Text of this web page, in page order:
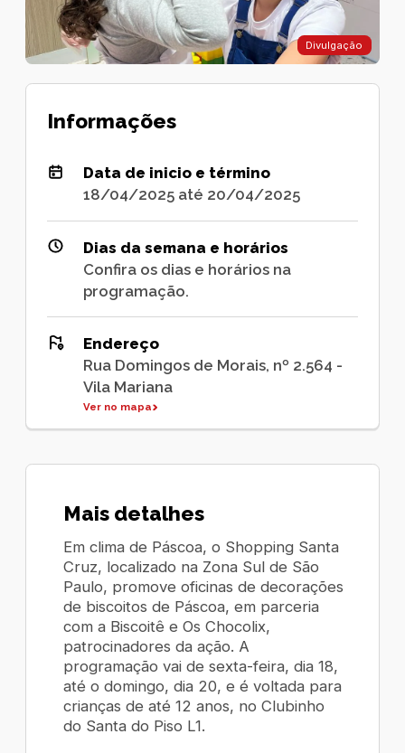
Divulgação
Informações
Data de inicio e término
18/04/2025 até 20/04/2025
Dias da semana e horários
Confira os dias e horários na
programação.
Endereço
Rua Domingos de Morais, nº 2.564 -
Vila Mariana
Ver no mapa
Mais detalhes
Em clima de Páscoa, o Shopping Santa
Cruz, localizado na Zona Sul de São
Paulo, promove oficinas de decorações
de biscoitos de Páscoa, em parceria
com a Biscoitê e Os Chocolix,
patrocinadores da ação. A
programação vai de sexta-feira, dia 18,
até o domingo, dia 20, e é voltada para
crianças de até 12 anos, no Clubinho
do Santa do Piso L1.